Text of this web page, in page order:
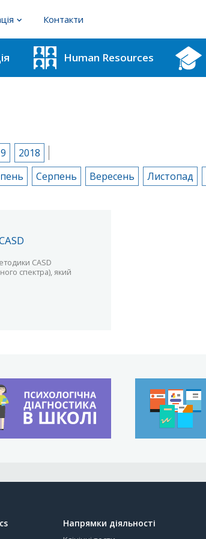
з методик для ІРЦ
тестових методик
Контакти
Human Resources
2018
Серпень Вересень Листопад
CASD
спектра), який
Напрямки діяльності